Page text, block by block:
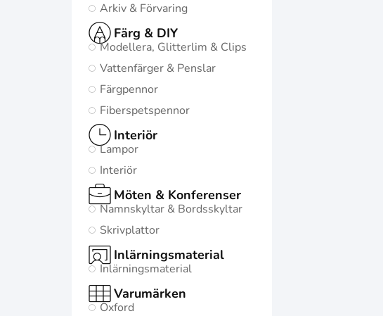
Arkiv & Förvaring
Färg & DIY
Modellera, Glitterlim & Clips
Vattenfärger & Penslar
Färgpennor
Fiberspetspennor
Interiör
Lampor
Interiör
Möten & Konferenser
Namnskyltar & Bordsskyltar
Skrivplattor
Inlärningsmaterial
Inlärningsmaterial
Varumärken
Oxford